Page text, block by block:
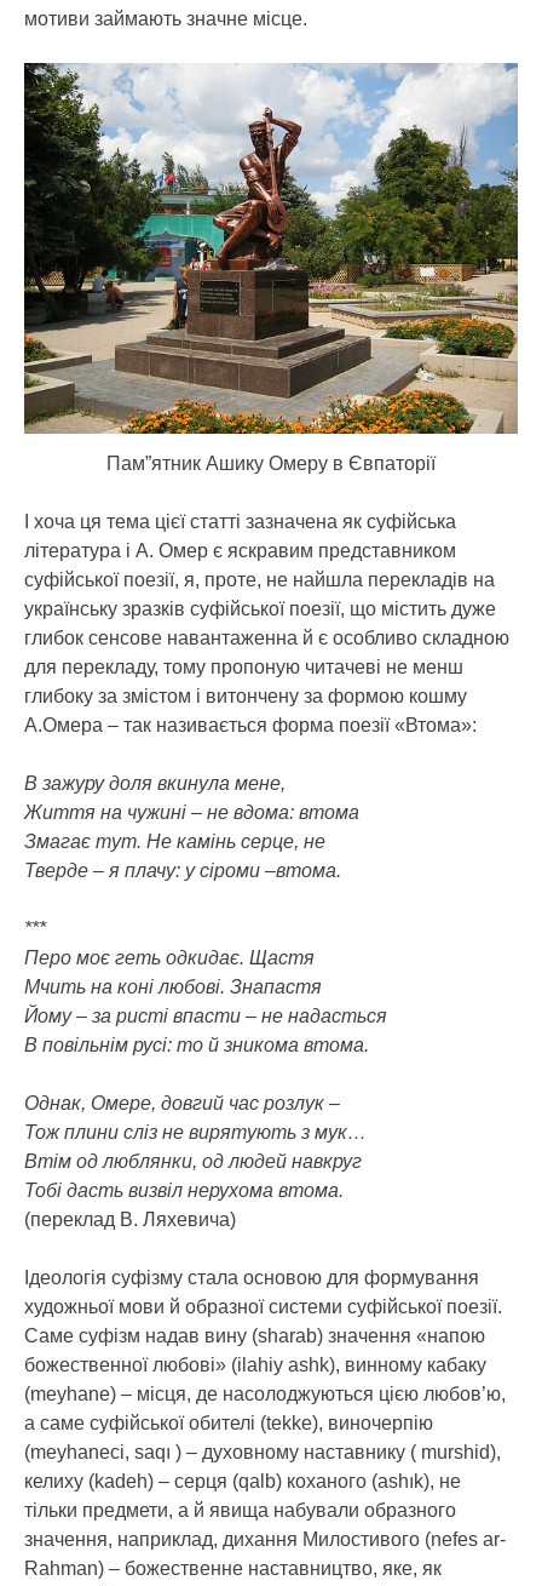
мотиви займають значне місце.
Пам”ятник Ашику Омеру в Євпаторії
І хоча ця тема цієї статті зазначена як суфійська
література і А. Омер є яскравим представником
суфійської поезії, я, проте, не найшла перекладів на
українську зразків суфійської поезії, що містить дуже
глибок сенсове навантаженна й є особливо складною
для перекладу, тому пропоную читачеві не менш
глибоку за змістом і витончену за формою кошму
А.Омера – так називається форма поезії «Втома»:
В зажуру доля вкинула мене,
Життя на чужині – не вдома: втома
Змагає тут. Не камінь серце, не
Тверде – я плачу: у сіроми –втома.
***
Перо моє геть одкидає. Щастя
Мчить на коні любові. Знапастя
Йому – за ристі впасти – не надасться
В повільнім русі: то й зникома втома.
Однак, Омере, довгий час розлук –
Тож плини сліз не вирятують з мук…
Втім од люблянки, од людей навкруг
Тобі дасть визвіл нерухома втома.
(переклад В. Ляхевича)
Ідеологія суфізму стала основою для формування
художньої мови й образної системи суфійської поезії.
Саме суфізм надав вину (sharab) значення «напою
божественної любові» (ilahiy ashk), винному кабаку
(meyhane) – місця, де насолоджуються цією любов’ю,
а саме суфійської обителі (tekke), виночерпію
(meyhaneci, saqı ) – духовному наставнику ( murshid),
келиху (kadeh) – серця (qalb) коханого (ashık), не
тільки предмети, а й явища набували образного
значення, наприклад, дихання Милостивого (nefes ar-
Rahman) – божественне наставництво, яке, як